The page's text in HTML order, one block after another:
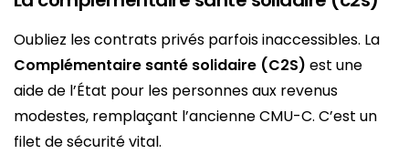
Oubliez les contrats privés parfois inaccessibles. La
Complémentaire santé solidaire (C2S) est une
aide de l’État pour les personnes aux revenus
modestes, remplaçant l’ancienne CMU-C. C’est un
filet de sécurité vital.